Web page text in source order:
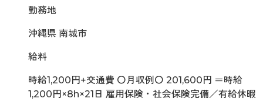
勤務地
沖縄県 南城市
給料
時給1,200円+交通費 〇月収例〇 201,600円 ＝時給
1,200円×8h×21日 雇用保険・社会保険完備／有給休暇